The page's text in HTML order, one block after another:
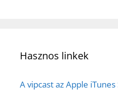
Hasznos linkek
A vipcast az Apple